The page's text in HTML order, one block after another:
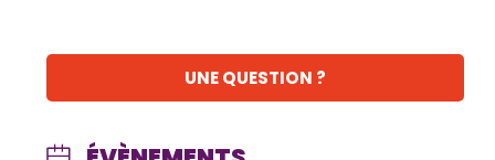
UNE QUESTION ?